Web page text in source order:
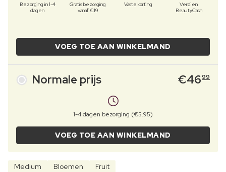
Bezorging in 1-4
dagen
Gratis bezorging
vanaf €19
Vaste korting
Verdien
BeautyCash
VOEG TOE AAN WINKELMAND
Normale prijs €4699
1-4 dagen bezorging (€5.95)
VOEG TOE AAN WINKELMAND
Medium Bloemen Fruit